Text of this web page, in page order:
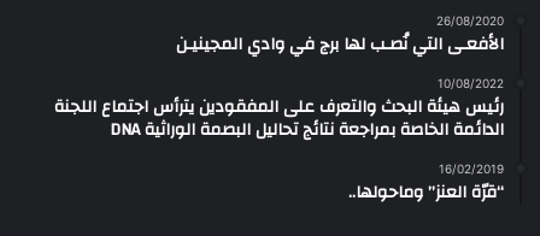
26/08/2020
الأفعـى التي نُصـب لها برج في وادي المجينيـن
10/08/2022
رئيس هيئة البحث والتعرف على المفقودين يترأس اجتماع اللجنة
الدائمة الخاصة بمراجعة نتائج تحاليل البصمة الوراثية DNA
16/02/2019
“قرّة العنز” وماحولها..